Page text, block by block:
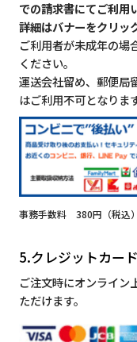
での請求書にてご利用
詳細はバナーをクリッ
ご利用者が未成年の場
ください。
運送会社留め、郵便局
はご利用不可となります
事務手数料 380円（税込
5.クレジットカー
ご注文時にオンライン
ただけます。